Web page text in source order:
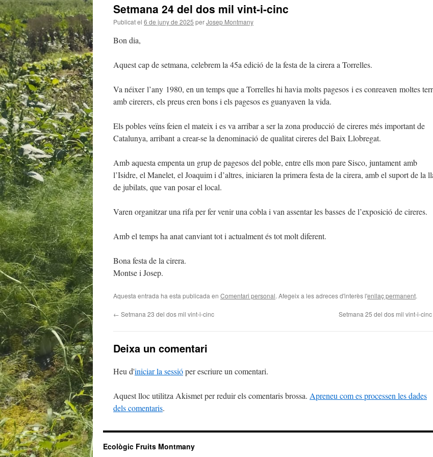
Setmana 24 del dos mil vint-i-cinc
Publicat el 6 de juny de 2025 perJosep Montmany
Bon dia,
Aquest cap de setmana, celebrem la 45a edició de la festa de la cirera a Torrelles.
Va néixer l’any 1980, en un temps que a Torrelles hi havia molts pagesos i es conreaven moltes
amb cirerers, els preus eren bons i els pagesos es guanyaven la vida.
Els pobles veïns feien el mateix i es va arribar a ser la zona producció de cireres més important de
Catalunya, arribant a crear-se la denominació de qualitat cireres del Baix Llobregat.
Amb aquesta empenta un grup de pagesos del poble, entre ells mon pare Sisco, juntament amb
l’Isidre, el Manelet, el Joaquim i d’altres, iniciaren la primera festa de la cirera, amb el suport de la
de jubilats, que van posar el local.
Varen organitzar una rifa per fer venir una cobla i van assentar les basses de l’exposició de cireres.
Amb el temps ha anat canviant tot i actualment és tot molt diferent.
Bona festa de la cirera.
Montse i Josep.
Aquesta entrada ha esta publicada en Comentari personal. Afegeix a les adreces d'interès l'enllaç permanent.
← Setmana 23 del dos mil vint-i-cinc Setmana 25 del dos mil vint-i-cinc
Deixa un comentari
Heu d'iniciar la sessióper escriure un comentari.
Aquest lloc utilitza Akismet per reduir els comentaris brossa. Apreneu com es processen les dades
dels comentaris.
Ecològic Fruits Montmany